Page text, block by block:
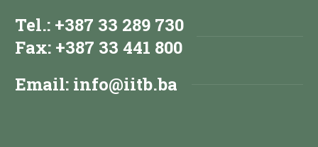
Tel.: +387 33 289 730
Fax: +387 33 441 800
Email: info@iitb.ba